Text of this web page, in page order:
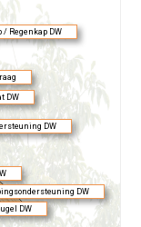
/ Regenkap DW
DW
DW
DW
DW